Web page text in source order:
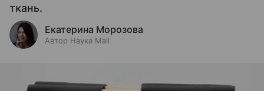
ткань.
Екатерина Морозова
Автор Наука Mail